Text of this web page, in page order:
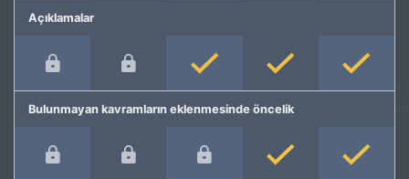
Açıklamalar
Bulunmayan kavramların eklenmesinde öncelik